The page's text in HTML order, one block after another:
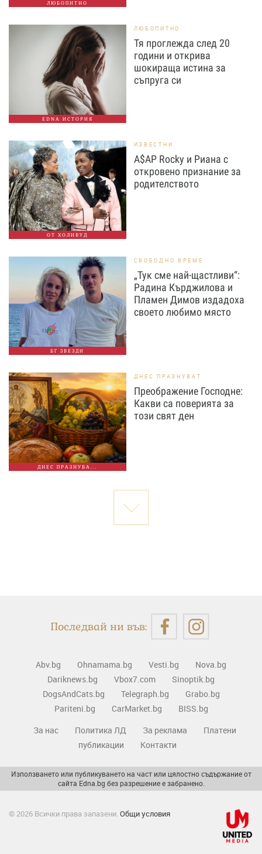
ЛЮБОПИТНО
EDNA ИСТОРИЯ
ЛЮБОПИТНО
Тя проглежда след 20
години и открива
шокираща истина за
съпруга си
ОТ ХОЛИВУД
ИЗВЕСТНИ
A$AP Rocky и Риана с
откровено признание за
родителството
БГ ЗВЕЗДИ
СВОБОДНО ВРЕМЕ
„Тук сме най-щастливи“:
Радина Кърджилова и
Пламен Димов издадоха
своето любимо място
ДНЕС ПРАЗНУВА...
ДНЕС ПРАЗНУВАТ
Преображение Господне:
Какви са поверията за
този свят ден
Последвай ни във:
Abv.bg Ohnamama.bg Vesti.bg
Nova.bg
Dariknews.bg
Vbox7.com
Sinoptik.bg
DogsAndCats.bg
Telegraph.bg
Grabo.bg
Pariteni.bg
CarMarket.bg
BISS.bg
За нас
Политика ЛД За реклама
Платени
публикации
Контакти
Използването или публикуването на част или цялостно съдържание от
сайта Edna.bg без разрешение е забранено.
© 2026 Всички права запазени. Общи условия